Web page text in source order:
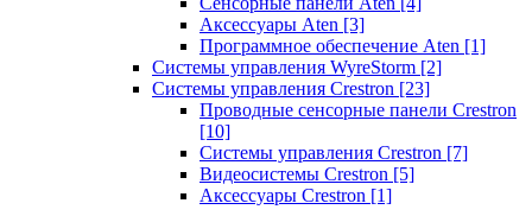
Аксессуары Aten [3]
Программное обеспечение Aten [1]
Системы управления WyreStorm [2]
Системы управления Crestron [23]
Проводные сенсорные панели Crestron
[10]
Системы управления Crestron [7]
Видеосистемы Crestron [5]
Аксессуары Crestron [1]